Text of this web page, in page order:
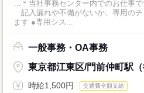
…＊当社事務センター内でのお仕事です＊… ●申込書類
記入漏れや不備がないか、専用の
ます ●専用シス...
一般事務・OA事務
東京都江東区/門前仲町駅（
時給1,500円 交通費全額支給